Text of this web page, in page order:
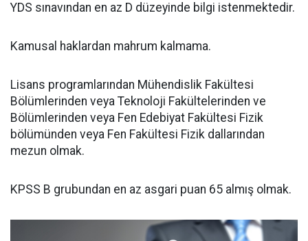
YDS sınavından en az D düzeyinde bilgi istenmektedir.
Kamusal haklardan mahrum kalmama.
Lisans programlarından Mühendislik Fakültesi
Bölümlerinden veya Teknoloji Fakültelerinden ve
Bölümlerinden veya Fen Edebiyat Fakültesi Fizik
bölümünden veya Fen Fakültesi Fizik dallarından
mezun olmak.
KPSS B grubundan en az asgari puan 65 almış olmak.